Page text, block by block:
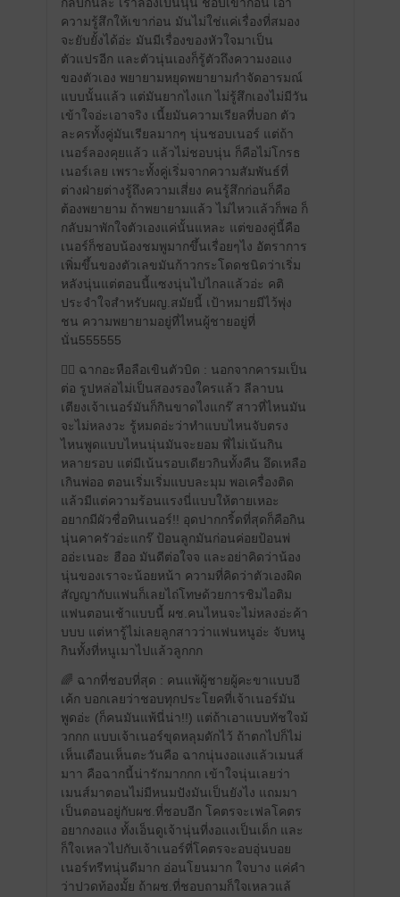
ความรู้สึกให้เขาก่อน มันไม่ใช่แค่เรื่องที่สมอง
จะยับยั้งได้อ่ะ มันมีเรื่องของหัวใจมาเป็น
ตัวแปรอีก และตัวนุ่นเองก็รู้ตัวถึงความงอแง
ของตัวเอง พยายามหยุดพยายามกำจัดอารมณ์
แบบนั้นแล้ว แต่มันยากไงแก ไม่รู้สึกเองไม่มีวัน
เข้าใจอ่ะเอาจริง เนี้ยมันความเรียลที่บอก ตัว
ละครทั้งคู่มันเรียลมากๆ นุ่นชอบเนอร์ แต่ถ้า
เนอร์ลองคุยแล้ว แล้วไม่ชอบนุ่น ก็คือไม่โกรธ
เนอร์เลย เพราะทั้งคู่เริ่มจากความสัมพันธ์ที่
ต่างฝ่ายต่างรู้ถึงความเสี่ยง คนรู้สึกก่อนก็คือ
ต้องพยายาม ถ้าพยายามแล้ว ไม่ไหวแล้วก็พอ ก็
กลับมาพักใจตัวเองแค่นั้นแหละ แต่ของคู่นี้คือ
เนอร์ก็ชอบน้องชมพูมากขึ้นเรื่อยๆไง อัตราการ
เพิ่มขึ้นของตัวเลขมันก้าวกระโดดชนิดว่าเริ่ม
หลังนุ่นแต่ตอนนี้แซงนุ่นไปไกลแล้วอ่ะ คติ
ประจำใจสำหรับผญ.สมัยนี้ เป้าหมายมีไว้พุ่ง
ชน ความพยายามอยู่ที่ไหนผู้ชายอยู่ที่
นั่น555555
❤️‍🔥 ฉากอะหือลือเขินตัวบิด : นอกจากคารมเป็น
ต่อ รูปหล่อไม่เป็นสองรองใครแล้ว ลีลาบน
เตียงเจ้าเนอร์มันก็กินขาดไงแกร๊ สาวที่ไหนมัน
จะไม่หลงวะ รู้หมดอ่ะว่าทำแบบไหนจับตรง
ไหนพูดแบบไหนนุ่นมันจะยอม พี่ไม่เน้นกิน
หลายรอบ แต่มีเน้นรอบเดียวกินทั้งคืน อึดเหลือ
เกินพ่ออ ตอนเริ่มเริ่มแบบละมุม พอเครื่องติด
แล้วมีแต่ความร้อนแรงนี่แบบให้ตายเหอะ
อยากมีผัวชื่อทินเนอร์!! อุดปากกริ้ดที่สุดก็คือกิน
นุ่นคาครัวอ่ะแกร๊ ป้อนลูกมันก่อนค่อยป้อนพ่
ออ่ะเนอะ ฮืออ มันดีต่อใจจ และอย่าคิดว่าน้อง
นุ่นของเราจะน้อยหน้า ความที่คิดว่าตัวเองผิด
สัญญากับแฟนก็เลยไถ่โทษด้วยการชิมไอติม
แฟนตอนเช้าแบบนี้ ผช.คนไหนจะไม่หลงอ่ะค้า
บบบ แต่หารู้ไม่เลยลูกสาวว่าแฟนหนูอ่ะ จับหนู
กินทั้งที่หนูเมาไปแล้วลูกกก
🌈 ฉากที่ชอบที่สุด : คนแพ้ผู้ชายผู้คะขาแบบอี
เค้ก บอกเลยว่าชอบทุกประโยคที่เจ้าเนอร์มัน
พูดอ่ะ (ก็คนมันแพ้นี่น่า!!) แต่ถ้าเอาแบบทัชใจม้
วกกก แบบเจ้าเนอร์ขุดหลุมดักไว้ ถ้าตกไปก็ไม่
เห็นเดือนเห็นตะวันคือ ฉากนุ่นงอแงแล้วเมนส์
มาา คือฉากนี้น่ารักมากกก เข้าใจนุ่นเลยว่า
เมนส์มาตอนไม่มีหนมปังมันเป็นยังไง แถมมา
เป็นตอนอยู่กับผช.ที่ชอบอีก โคตรจะเฟลโคตร
อยากงอแง ทั้งเอ็นดูเจ้านุ่นที่งอแงเป็นเด็ก และ
ก็ใจเหลวไปกับเจ้าเนอร์ที่โคตรจะอบอุ่นบอย
เนอร์ทรีทนุ่นดีมาก อ่อนโยนมาก ใจบาง แค่คำ
ว่าปวดท้องมั้ย ถ้าผช.ที่ชอบถามก็ใจเหลวแล้